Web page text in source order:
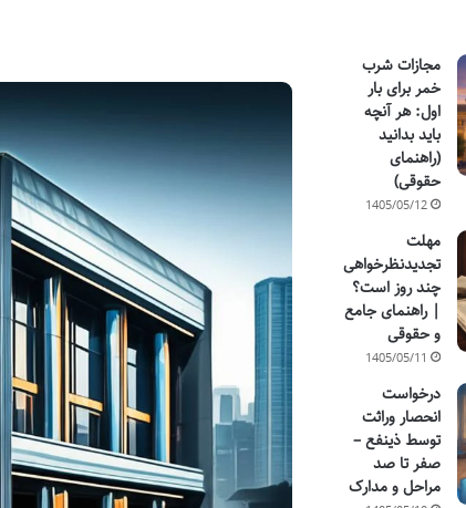
مجازات شرب
خمر برای بار
اول: هر آنچه
باید بدانید
(راهنمای
حقوقی)
1405/05/12
مهلت
تجدیدنظرخواهی
چند روز است؟
| راهنمای جامع
و حقوقی
1405/05/11
درخواست
انحصار وراثت
توسط ذینفع –
صفر تا صد
مراحل و مدارک